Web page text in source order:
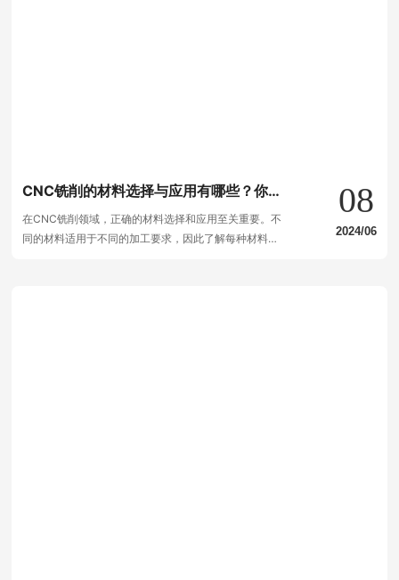
CNC铣削的材料选择与应用有哪些？你需
要知道的都在这里
在CNC铣削领域，正确的材料选择和应用至关重要。不
同的材料适用于不同的加工要求，因此了解每种材料的
08
2024/06